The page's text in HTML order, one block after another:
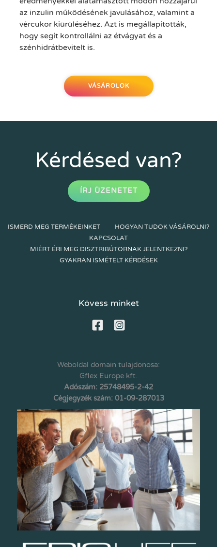
az inzulin működésének javulásához, valamint a
vércukor kiürüléséhez. Azt is megállapították,
hogy segít kontrollálni az étvágyat és a
szénhidrátbevitelt is.
VÁSÁROLOK
Kérdésed van?
ÍRJ ÜZENETET
ISMERD MEG TERMÉKEINKET
HOGYAN TUDOK VÁSÁROLNI?
KAPCSOLAT
MIÉRT ÉRI MEG DISZTRIBÚTORNAK JELENTKEZNI?
GYAKRAN ISMÉTELT KÉRDÉSEK
Kövess minket
Weboldal domain tulajdonosa:
Gflex Europe kft.
Adószám: 25748495-2-42
Cégjegyzék szám: 01-09-287013